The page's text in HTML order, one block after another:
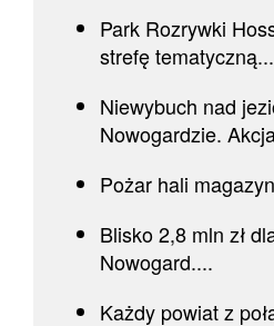
Park Rozrywki
strefę
Niewybuch nad
Nowogardzie.
Pożar hali
Blisko 2,8 mln zł
Nowogard....
Każdy powiat z